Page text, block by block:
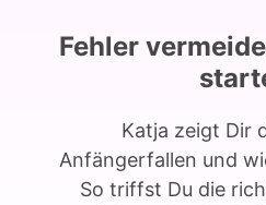
Fehler
Katja zeigt Dir
Anfängerfallen und
So triffst Du die